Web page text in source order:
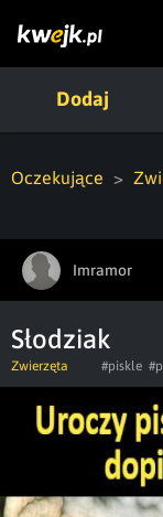
Dodaj
Oczekujące
Imramor
Słodziak
Zwierzęta #piskle